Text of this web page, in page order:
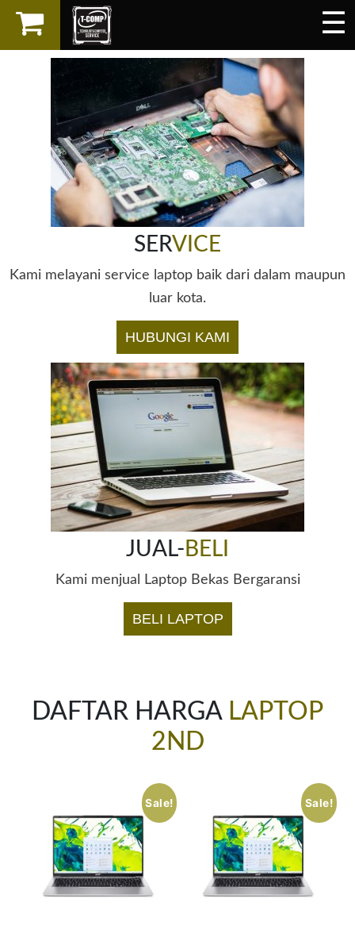
☰
×
LAPTOP
SPAREPART
AKSESORIS
SERVICES
SERVICE
Kami melayani service laptop baik dari dalam maupun
luar kota.
HUBUNGI KAMI
JUAL- BELI
Kami menjual Laptop Bekas Bergaransi
BELI LAPTOP
DAFTAR HARGA LAPTOP
2ND
Sale! Sale!